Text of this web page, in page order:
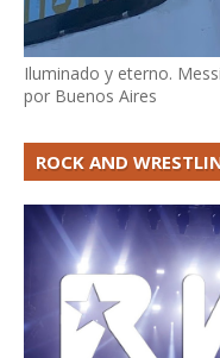
Iluminado y eterno.
por Buenos Aires
ROCK AND